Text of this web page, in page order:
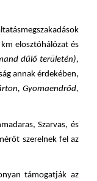
elosztóhálózat és
dűlő területén),
annak érdekében,
Gyomaendrőd,
Szarvas, és
szerelnek fel az
támogatják az